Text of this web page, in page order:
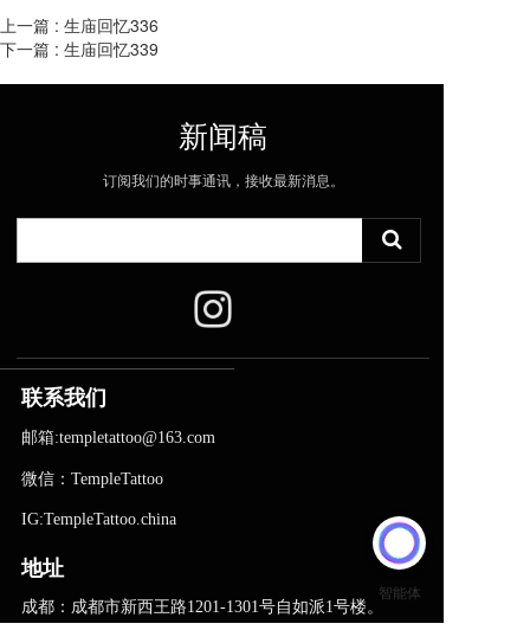
上一篇 : 生庙回忆336
下一篇 : 生庙回忆339
新闻稿
订阅我们的时事通讯，接收最新消息。
联系我们
邮箱:templetattoo@163.com
微信：TempleTattoo
IG:TempleTattoo.china
地址
成都：成都市新西王路1201-1301号自如派1号楼。